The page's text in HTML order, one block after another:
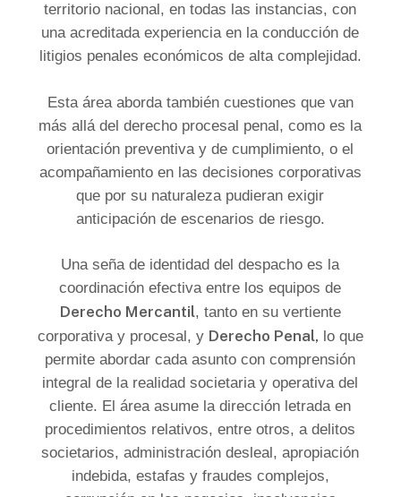
territorio nacional, en todas las instancias, con
una acreditada experiencia en la conducción de
litigios penales económicos de alta complejidad.
Esta área aborda también cuestiones que van
más allá del derecho procesal penal, como es la
orientación preventiva y de cumplimiento, o el
acompañamiento en las decisiones corporativas
que por su naturaleza pudieran exigir
anticipación de escenarios de riesgo.
Una seña de identidad del despacho es la
coordinación efectiva entre los equipos de
Derecho Mercantil, tanto en su vertiente
corporativa y procesal, y Derecho Penal, lo que
permite abordar cada asunto con comprensión
integral de la realidad societaria y operativa del
cliente. El área asume la dirección letrada en
procedimientos relativos, entre otros, a delitos
societarios, administración desleal, apropiación
indebida, estafas y fraudes complejos,